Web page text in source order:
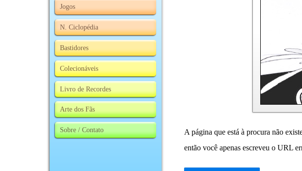
Jogos
N. Ciclopédia
Bastidores
Colecionáveis
Livro de Recordes
Arte dos Fãs
Sobre / Contato
A página que está à procura não
então você apenas escreveu o URL